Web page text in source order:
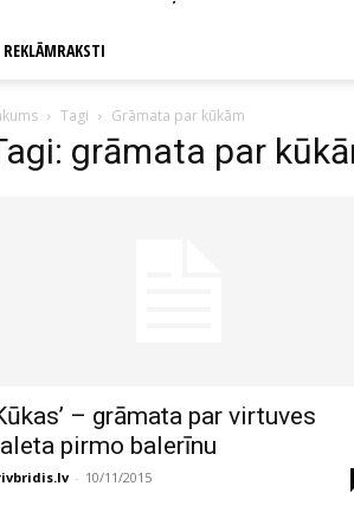
REKLĀMRAKSTI
Tagi Grāmata par kūkām
grāmata par
– grāmata par virtuves
pirmo balerīnu
- 10/11/2015